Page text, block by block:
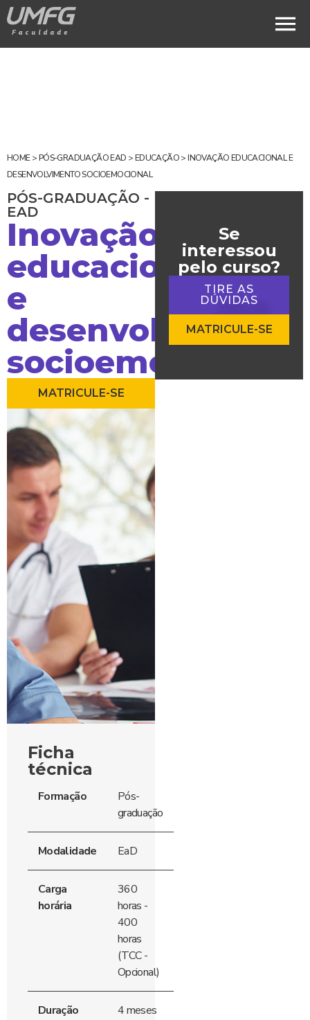
HOME>PÓS-GRADUAÇÃO EAD >EDUCAÇÃO>INOVAÇÃO EDUCACIONAL E
DESENVOLVIMENTO SOCIOEMOCIONAL
PÓS-GRADUAÇÃO -
EAD
Inovação
educacional
e
desenvolvimento
socioemocional
MATRICULE-SE
Ficha
técnica
Formação
Pós-
graduação
Modalidade EaD
Carga
horária
360
horas -
400
horas
(TCC -
Opcional)
Duração 4 meses
Se
interessou
pelo curso?
TIRE AS
DÚVIDAS
MATRICULE-SE